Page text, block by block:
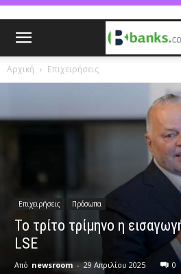
Αρχική Επιχειρήσεις
Επιχειρήσεις Πρόσωπα
Το τρίτο τρίμηνο η
LSE
Από newsroom - 29 Απριλίου 2025 0